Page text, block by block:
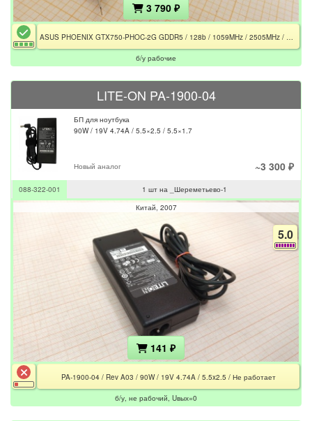
3 790 ₽
ASUS PHOENIX GTX750-PHOC-2G GDDR5 / 128b / 1059MHz / 2505MHz / 1×FAN
б/у рабочие
LITE-ON PA-1900-04
БП для ноутбука
90W / 19V 4.74A / 5.5×2.5 / 5.5×1.7
Новый аналог ~3 300 ₽
088-322-001
1 шт на _Шереметьево-1
Китай 2007
5.0
141 ₽
PA-1900-04 / Rev A03 / 90W / 19V 4.74A / 5.5x2.5 / Не работает
б/у, не рабочий, Uвых=0